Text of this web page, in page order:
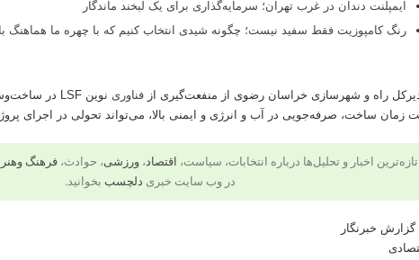
ایمپلنت دندان در غرب تهران؛ سرمایه‌گذاری برای یک لبخند ماندگار
رنگ کامپوزیت فقط سفید نیست؛ چگونه شیدی انتخاب کنیم که با چهره ما هماهنگ
راه و شهرسازی خراسان رضوی از منفعت‌گیری ازفناوری نوین LSF در ساخت‌وساز
زمان ساخت، صرفه‌جویی در آب و انرژی و ایمنی بالا، می‌تواند تحولی در اجرای
تازه‌ترین اخبار و تحلیل‌ها درباره انتخابات، سیاست، اقتصاد،ورزشی، حوادث،فرهنگ وهنر
در وب سایت خبری دلچسب بخوانید.
گزارش خبرنگار